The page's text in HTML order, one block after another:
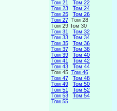
Том 21
Том 22
Том 23
Том 24
Том 25
Том 26
Том 27 Том 28
Том 29 Том 30
Том 31
Том 32
Том 33
Том 34
Том 35
Том 36
Том 37
Том 38
Том 39
Том 40
Том 41
Том 42
Том 43
Том 44
Том 45 Том 46
Том 47
Том 48
Том 49
Том 50
Том 51
Том 52
Том 53
Том 54
Том 55